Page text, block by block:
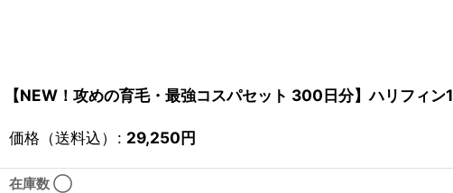
【NEW！攻めの育毛・最強コスパセット 300日分】ハリフ
価格（送料込） : 29,250円
在庫数 ◯